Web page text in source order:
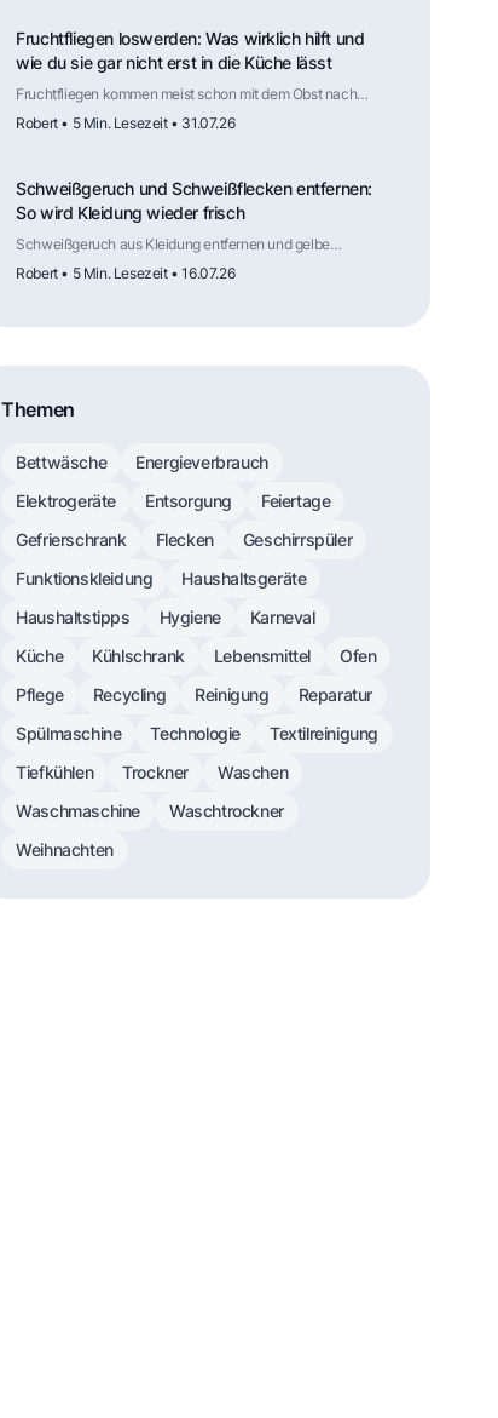
die Schlagzeilen vermuten lassen.
Fruchtfliegen loswerden: Was wirklich hilft und
wie du sie gar nicht erst in die Küche lässt
Fruchtfliegen kommen meist schon mit dem Obst nach
Hause. Wie du die Fliegen wieder loswirst, welche Falle
tatsächlich funktioniert, warum Kälte die Vermehrung
Robert • 5 Min. Lesezeit • 31.07.26
Schweißgeruch und Schweißflecken entfernen:
So wird Kleidung wieder frisch
Schweißgeruch aus Kleidung entfernen und gelbe
Schweißflecken lösen: Ursachen verstehen, mit
Hausmitteln vorbehandeln und mit dem richtigen
Robert • 5 Min. Lesezeit • 16.07.26
Themen
Bettwäsche
Energieverbrauch
Elektrogeräte
Entsorgung
Feiertage
Gefrierschrank
Flecken
Geschirrspüler
Funktionskleidung
Haushaltsgeräte
Haushaltstipps
Hygiene
Karneval
Küche
Kühlschrank Lebensmittel
Ofen
Pflege
Recycling Reinigung
Reparatur
Spülmaschine
Technologie
Textilreinigung
Tiefkühlen
Trockner
Waschen
Waschmaschine
Waschtrockner
Weihnachten